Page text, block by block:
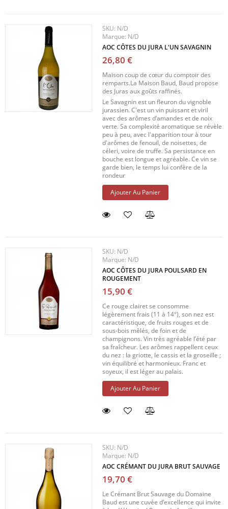
SKU: N/D
Marque: N/D
AOC CÔTES DU JURA L'UN SAVAGNIN
26,80 €
Maison coup de cœur du comptoir des
remparts.La Maison Baud, Baud propose
des Juras aux goûts raffinés.
Le Savagnin est un fleuron du vignoble
jurassien. C'est un vin puissant et viril
avec des arômes d’amandes et de noix
verte. Sa complexité aromatique se révèle
peu à peu, avec l'apparition tour à tour
d'arômes de fenouil, de noisettes, de
céleri, voire de truffe. Sa persistance en
bouche est longue et agréable. Ce vin se
garde bien, le temps lui confère de la
rondeur
Ajouter Au Panier
SKU: N/D
Marque: N/D
AOC CÔTES DU JURA POULSARD EN
ROUGEMENT
15,90 €
Ce rouge clairet se consomme
légèrement frais (11 à 14°), son nez est
caractéristique, de fruits rouges et de
sous-bois mêlés, de foin et de
champignons. Vin très agréable l’été par
sa fraîcheur. Les arômes rappellent ceux
du nez : la griotte, le cassis et la groseille ;
vin équilibré et harmonieux. Franc et
soyeux, il est léger au palais.
Ajouter Au Panier
SKU: N/D
Marque: N/D
AOC CRÉMANT DU JURA BRUT SAUVAGE
19,70 €
Le Crémant Brut Sauvage du Domaine
Baud est une cuvée d’excellence qui invite